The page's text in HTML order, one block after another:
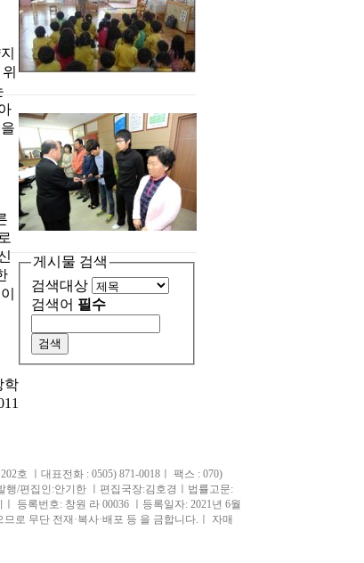
학
게시물 검색
검색대상
검색어 필수
호 ㅣ대표전화 : 0505) 871-0018ㅣ 팩스 : 070)
행/편집인:안기한 ㅣ편집국장:김호경ㅣ법률고문:
등록번호: 창원 라 00036 ㅣ등록일자: 2021년 6월
로 무단 전재·복사·배포 등 을 금합니다.ㅣ 자매